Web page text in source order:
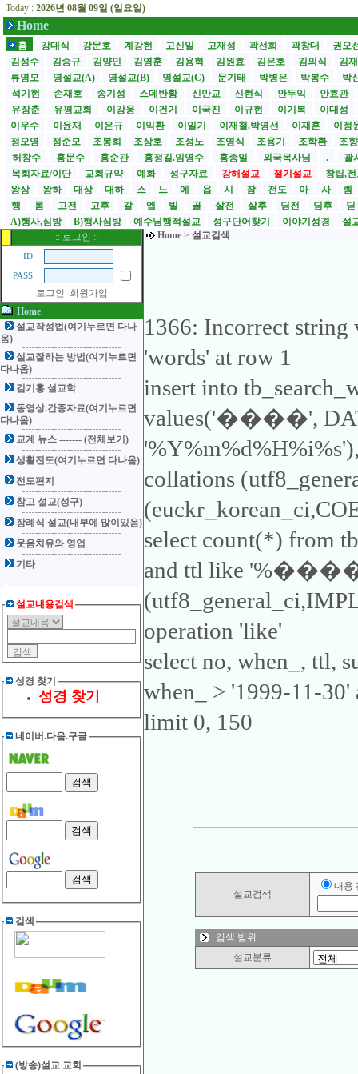
Today : 2026년 08월 09일 (일요일)
Home
홈 강대식 강문호 계강현 고신일 고재성 곽선희 곽창대
권오
김성수
김승규 김양인 김영훈 김용혁 김원효 김은호 김의식
김
류영모
명설교(A) 명설교(B) 명설교(C) 문기태 박병은 박봉수
박
석기현
손재호 송기성 스데반황 신만교 신현식 안두익
안효관
유장춘
유평교회 이강웅 이건기 이국진 이규현 이기복
이대성
이우수
이윤재 이은규 이익환 이일기 이재철.박영선 이재훈
이정
정오영
정준모 조봉희 조상호 조성노 조영식 조용기 조학환
조
허창수
홍문수 홍순관 홍정길.임영수 홍종일 외국목사님 .
괄
목회자료/이단
교회규약 예화 성구자료 강해설교 절기설교
창립,
왕상
왕하 대상 대하 스 느 에 욥 시 잠 전도 아 사
렘
행
롬 고전 고후 갈 엡 빌 골 살전 살후 딤전 딤후
딛
A)행사,심방
B)행사심방 예수님행적설교 성구단어찾기 이야기성경
설
:: 로그인 ::
ID
PASS
로그인
회원가입
Home
설교작성법(여기누르면 다나
옴)
설교잘하는 방법(여기누르면
다나옴)
김기홍 설교학
동영상.간증자료(여기누르면
다나옴)
교계 뉴스 ------- (전체보기)
생활전도(여기누르면 다나옴)
전도편지
참고 설교(성구)
장례식 설교(내부에 많이있음)
웃음치유와 영업
기타
설교내용검색
성경 찾기
성경 찾기
네이버.다음.구글
검색
(방송)설교 교회
Home > 설교검색
1366: Incorrect
'words' at row 1
insert into
values('����',
collations
select count(*) from
and ttl like
operation 'like'
select no, when_, ttl,
when_ > '1999-11-
limit 0, 150
설교검색
내용
검색 범위
설교분류